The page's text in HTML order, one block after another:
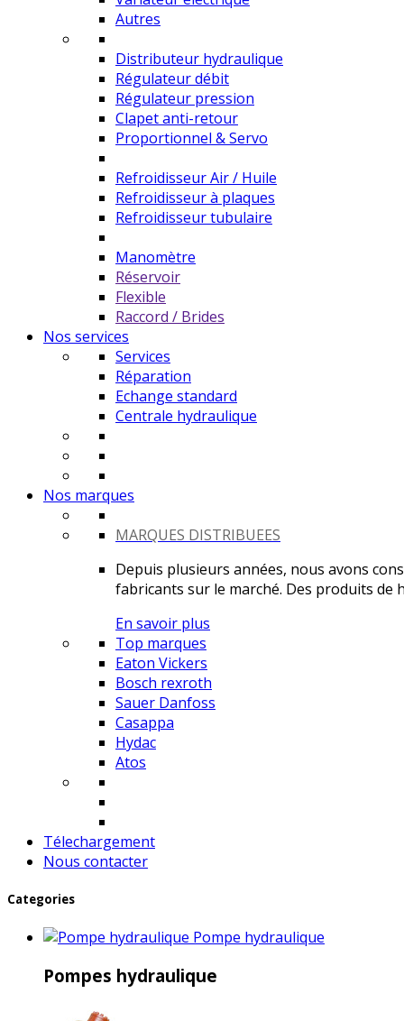
Autres
Distributeur hydraulique
Régulateur débit
Régulateur pression
Clapet anti-retour
Proportionnel & Servo
Refroidisseur Air / Huile
Refroidisseur à plaques
Refroidisseur tubulaire
Manomètre
Réservoir
Flexible
Raccord / Brides
Nos services
Services
Réparation
Echange standard
Centrale hydraulique
Nos marques
MARQUES DISTRIBUEES
Depuis plusieurs années, nous avons
fabricants sur le marché. Des produits de
En savoir plus
Top marques
Eaton Vickers
Bosch rexroth
Sauer Danfoss
Casappa
Hydac
Atos
Télechargement
Nous contacter
Categories
Pompe hydraulique
Pompes hydraulique